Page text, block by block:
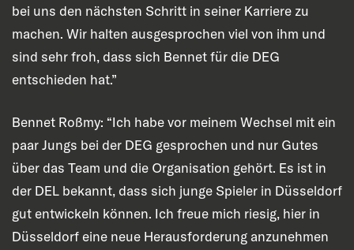
bei uns den nächsten Schritt in seiner Karriere zu
machen. Wir halten ausgesprochen viel von ihm und
sind sehr froh, dass sich Bennet für die DEG
entschieden hat.”
Bennet Roßmy: “Ich habe vor meinem Wechsel mit ein
paar Jungs bei der DEG gesprochen und nur Gutes
über das Team und die Organisation gehört. Es ist in
der DEL bekannt, dass sich junge Spieler in Düsseldorf
gut entwickeln können. Ich freue mich riesig, hier in
Düsseldorf eine neue Herausforderung anzunehmen